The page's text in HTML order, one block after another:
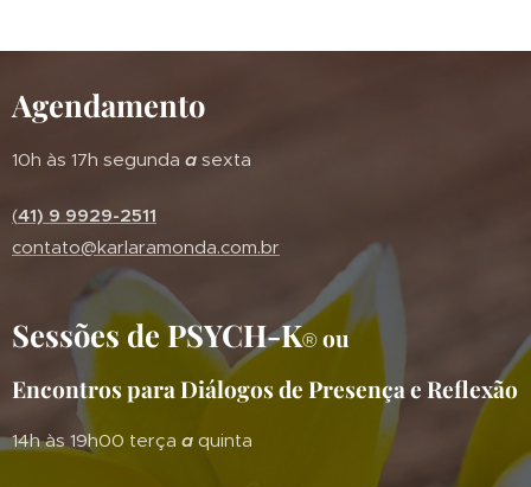
Agendamento
10h às 17h segunda a sexta
(41) 9 9929-2511
contato@karlaramonda.com.br
Sessões de PSYCH-K®ou
Encontros para Diálogos de Presença e Reflexão
14h às 19h00 terça a quinta